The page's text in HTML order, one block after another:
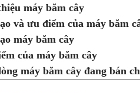
máy băm cây
và ưu điểm của máy băm
máy băm cây
của máy băm cây
máy băm cây đang bán